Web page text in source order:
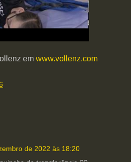
em www.vollenz.com
de 2022 às 18:20